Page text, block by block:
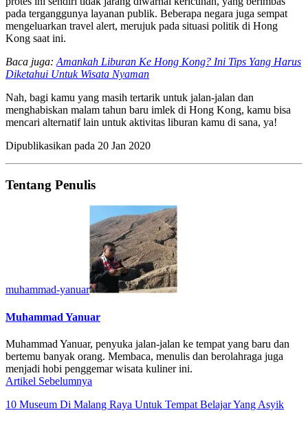
pada terganggunya layanan publik. Beberapa negara juga sempat
mengeluarkan travel alert, merujuk pada situasi politik di Hong
Kong saat ini.
Baca juga: Amankah Liburan Ke Hong Kong? Ini Tips Yang Harus
Diketahui Untuk Wisata Nyaman
Nah, bagi kamu yang masih tertarik untuk jalan-jalan dan
menghabiskan malam tahun baru imlek di Hong Kong, kamu bisa
mencari alternatif lain untuk aktivitas liburan kamu di sana, ya!
Dipublikasikan pada 20 Jan 2020
Tentang Penulis
muhammad-yanuar
Muhammad Yanuar
Muhammad Yanuar, penyuka jalan-jalan ke tempat yang baru dan
bertemu banyak orang. Membaca, menulis dan berolahraga juga
menjadi hobi penggemar wisata kuliner ini.
Artikel Sebelumnya
10 Museum Di Malang Raya Untuk Tempat Belajar Yang Asyik